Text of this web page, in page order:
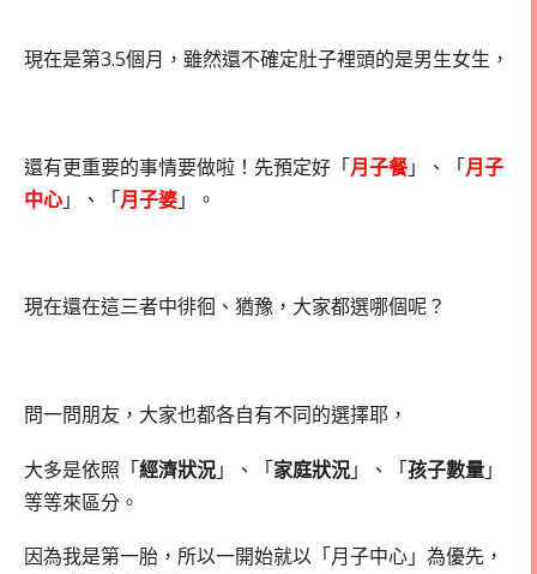
現在是第3.5個月，雖然還不確定肚子裡頭的是男生女生，
還有更重要的事情要做啦！先預定好「月子餐」、「月子
中心」、「月子婆」。
現在還在這三者中徘徊、猶豫，大家都選哪個呢？
問一問朋友，大家也都各自有不同的選擇耶，
大多是依照「經濟狀況」、「家庭狀況」、「孩子數量」
等等來區分。
因為我是第一胎，所以一開始就以「月子中心」為優先，